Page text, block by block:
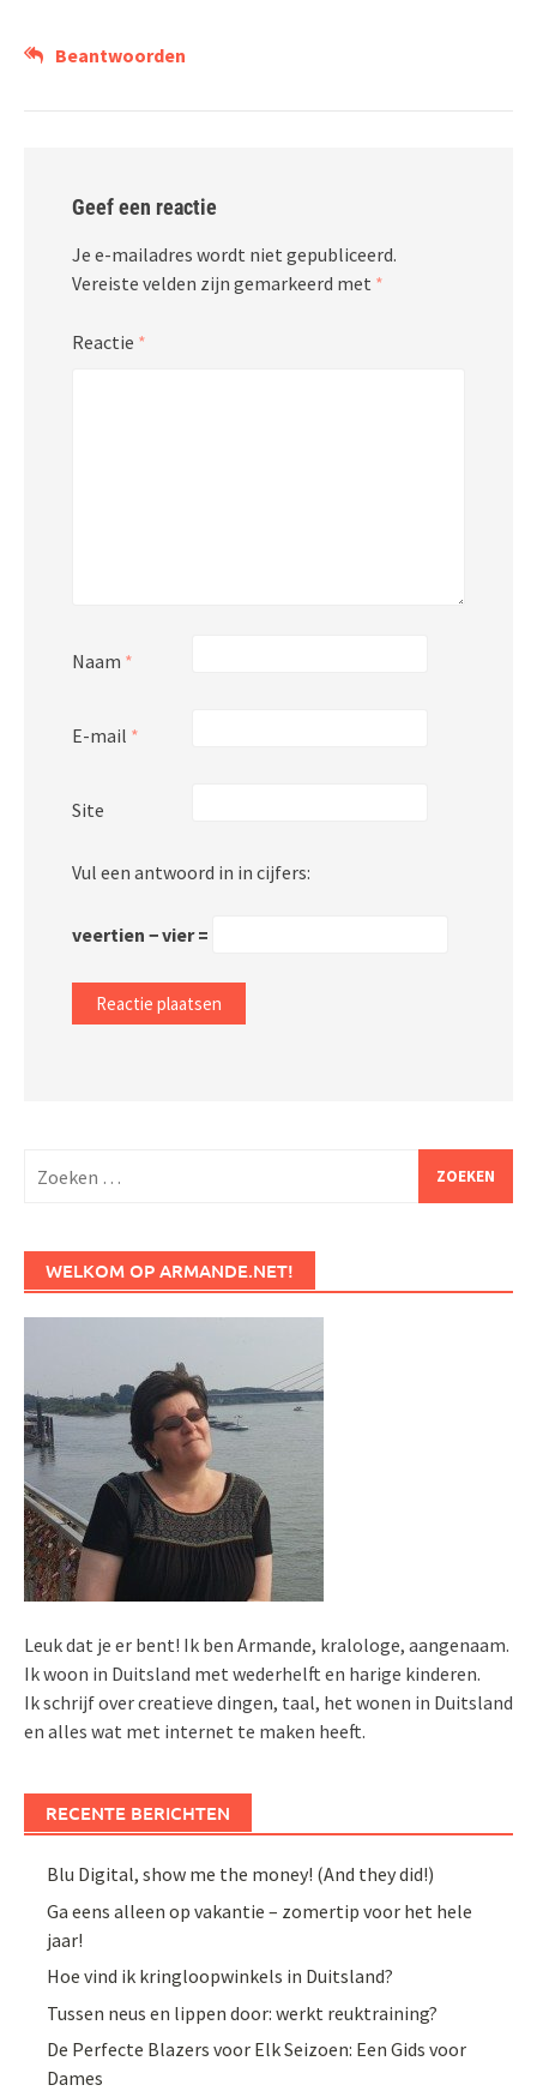
Beantwoorden
Geef een reactie
Je e-mailadres wordt niet gepubliceerd.
Vereiste velden zijn gemarkeerd met *
Reactie *
Naam *
E-mail *
Site
Vul een antwoord in in cijfers:
veertien − vier =
naar:
WELKOM OP ARMANDE.NET!
Leuk dat je er bent! Ik ben Armande, kralologe, aangenaam.
Ik woon in Duitsland met wederhelft en harige kinderen.
Ik schrijf over creatieve dingen, taal, het wonen in Duitsland
en alles wat met internet te maken heeft.
RECENTE BERICHTEN
Blu Digital, show me the money! (And they did!)
Ga eens alleen op vakantie – zomertip voor het hele
jaar!
Hoe vind ik kringloopwinkels in Duitsland?
Tussen neus en lippen door: werkt reuktraining?
De Perfecte Blazers voor Elk Seizoen: Een Gids voor
Dames